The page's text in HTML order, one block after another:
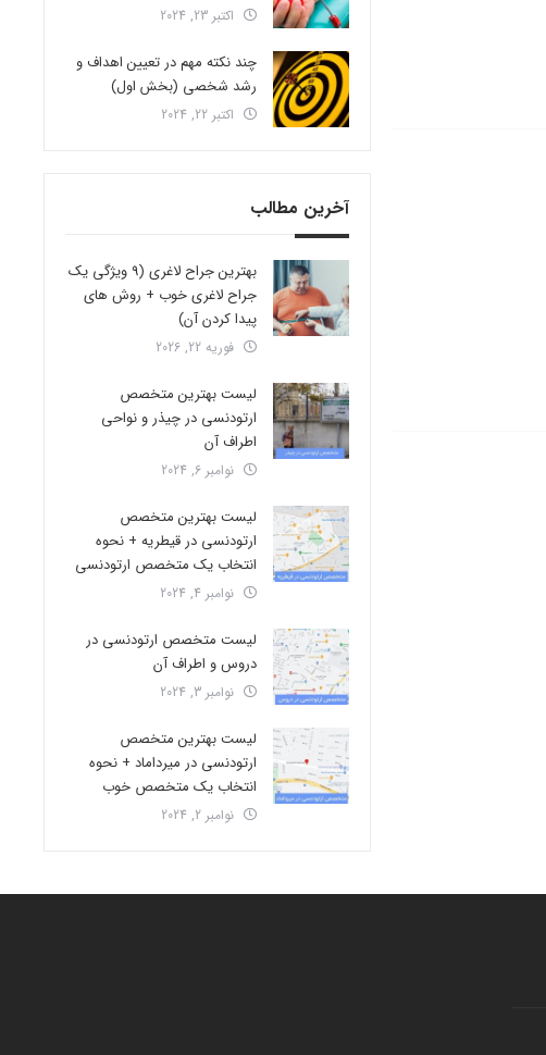
اکتبر 23, 2024
چند نکته مهم در تعیین اهداف و
رشد شخصی (بخش اول)
اکتبر 22, 2024
آخرین مطالب
بهترین جراح لاغری (9 ویژگی یک
جراح لاغری خوب + روش های
پیدا کردن آن)
فوریه 22, 2026
لیست بهترین متخصص
ارتودنسی در چیذر و نواحی
اطراف آن
نوامبر 6, 2024
لیست بهترین متخصص
ارتودنسی در قیطریه + نحوه
انتخاب یک متخصص ارتودنسی
نوامبر 4, 2024
لیست متخصص ارتودنسی در
دروس و اطراف آن
نوامبر 3, 2024
لیست بهترین متخصص
ارتودنسی در میرداماد + نحوه
انتخاب یک متخصص خوب
نوامبر 2, 2024